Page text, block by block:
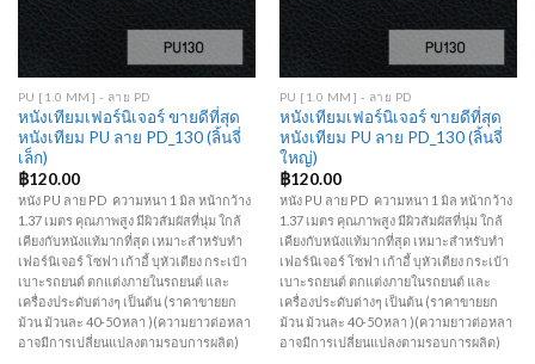
PU [1.0 MM] - ลาย PD
หนังเทียมเฟอร์นิเจอร์ ขายดีที่สุด
หนังเทียม PU ลาย PD_130 (ลิ้นจี่
เล็ก)
฿120.00
หนัง PU ลาย PD ความหนา 1 มิล หน้ากว้าง
1.37 เมตร คุณภาพสูง มีผิวสัมผัสที่นุ่ม ใกล้
เคียงกับหนังแท้มากที่สุด เหมาะสำหรับทำ
เฟอร์นิเจอร์ โซฟา เก้าอี้ บุหัวเตียง กระเป๋า
เบาะรถยนต์ ตกแต่งภายในรถยนต์ และ
เครื่องประดับต่างๆ เป็นต้น (ราคาขายยก
ม้วน ม้วนละ 40-50 หลา )(ความยาวต่อหลา
อาจมีการเปลี่ยนแปลงตามรอบการผลิต)
PU [1.0 MM] - ลาย PD
หนังเทียมเฟอร์นิเจอร์ ขายดีที่สุด
หนังเทียม PU ลาย PD_130 (ลิ้นจี่
ใหญ่)
฿120.00
หนัง PU ลาย PD ความหนา 1 มิล หน้ากว้าง
1.37 เมตร คุณภาพสูง มีผิวสัมผัสที่นุ่ม ใกล้
เคียงกับหนังแท้มากที่สุด เหมาะสำหรับทำ
เฟอร์นิเจอร์ โซฟา เก้าอี้ บุหัวเตียง กระเป๋า
เบาะรถยนต์ ตกแต่งภายในรถยนต์ และ
เครื่องประดับต่างๆ เป็นต้น (ราคาขายยก
ม้วน ม้วนละ 40-50 หลา )(ความยาวต่อหลา
อาจมีการเปลี่ยนแปลงตามรอบการผลิต)